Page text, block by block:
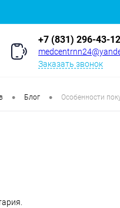
+7 (831) 296-43-12
Заказать звонок
• Блог • Особенности